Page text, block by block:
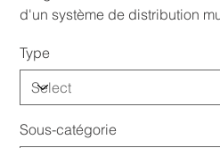
d'un système de distribution
Type
Sous-catégorie